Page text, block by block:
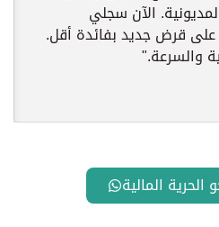
الآن سجلي
على قرض جديد بفائدة أقل.
والسرعة."
الحرية المالية